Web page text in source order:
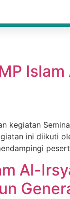
kegiatan
ini diikuti
Al-